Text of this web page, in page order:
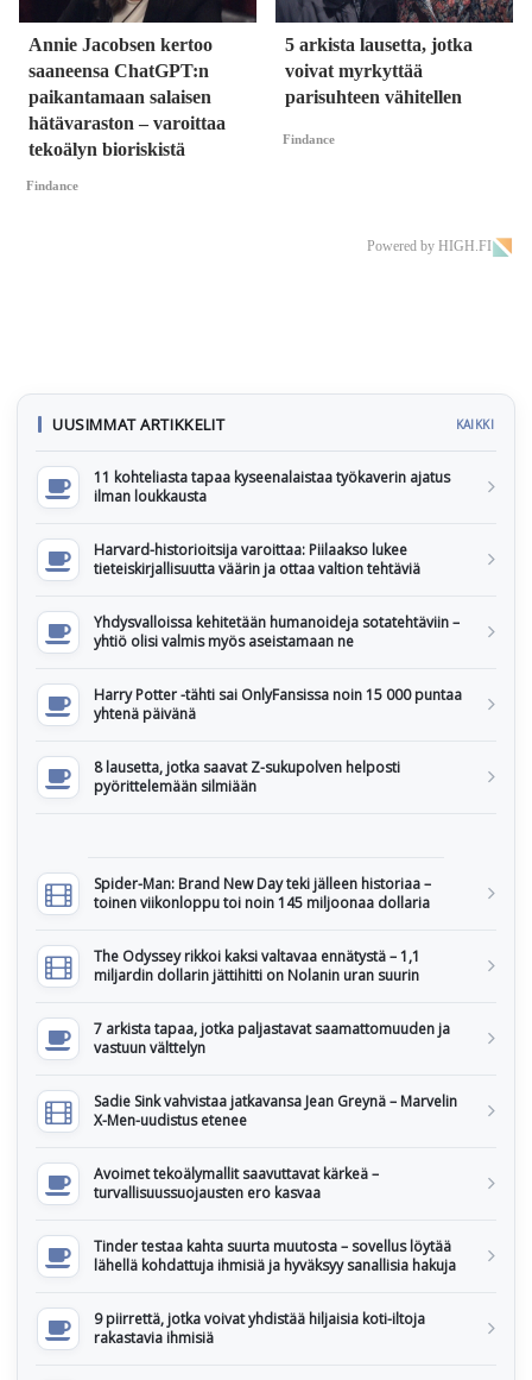
Annie Jacobsen kertoo
saaneensa ChatGPT:n
paikantamaan salaisen
hätävaraston – varoittaa
tekoälyn bioriskistä
Findance
5 arkista lausetta, jotka
voivat myrkyttää
parisuhteen vähitellen
Findance
Powered by HIGH.FI
UUSIMMAT ARTIKKELIT KAIKKI
11 kohteliasta tapaa kyseenalaistaa työkaverin ajatus
ilman loukkausta
Harvard-historioitsija varoittaa: Piilaakso lukee
tieteiskirjallisuutta väärin ja ottaa valtion tehtäviä
Yhdysvalloissa kehitetään humanoideja sotatehtäviin –
yhtiö olisi valmis myös aseistamaan ne
Harry Potter -tähti sai OnlyFansissa noin 15 000 puntaa
yhtenä päivänä
8 lausetta, jotka saavat Z-sukupolven helposti
pyörittelemään silmiään
Spider-Man: Brand New Day teki jälleen historiaa –
toinen viikonloppu toi noin 145 miljoonaa dollaria
The Odyssey rikkoi kaksi valtavaa ennätystä – 1,1
miljardin dollarin jättihitti on Nolanin uran suurin
7 arkista tapaa, jotka paljastavat saamattomuuden ja
vastuun välttelyn
Sadie Sink vahvistaa jatkavansa Jean Greynä – Marvelin
X-Men-uudistus etenee
Avoimet tekoälymallit saavuttavat kärkeä –
turvallisuussuojausten ero kasvaa
Tinder testaa kahta suurta muutosta – sovellus löytää
lähellä kohdattuja ihmisiä ja hyväksyy sanallisia hakuja
9 piirrettä, jotka voivat yhdistää hiljaisia koti-iltoja
rakastavia ihmisiä